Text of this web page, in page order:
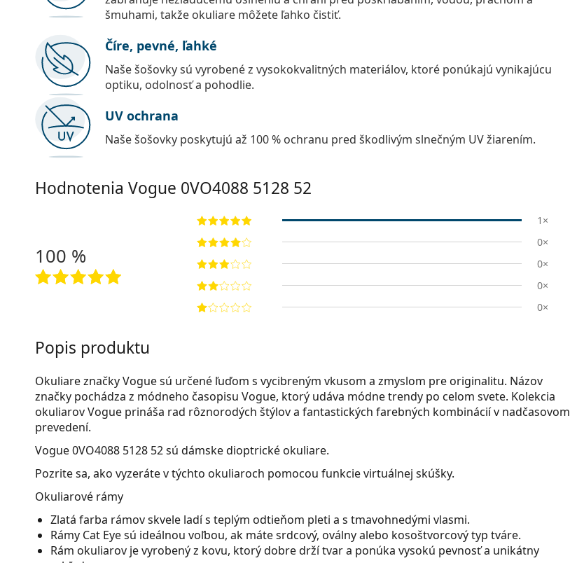
šmuhami, takže okuliare môžete ľahko čistiť.
Číre, pevné, ľahké
Naše šošovky sú vyrobené z vysokokvalitných materiálov, ktoré ponúkajú vynikajúcu
optiku, odolnosť a pohodlie.
UV ochrana
Naše šošovky poskytujú až 100 % ochranu pred škodlivým slnečným UV žiarením.
Hodnotenia Vogue 0VO4088 5128 52
100 %
1×
0×
0×
0×
0×
Popis produktu
Okuliare značky Vogue sú určené ľuďom s vycibreným vkusom a zmyslom pre originalitu. Názov
značky pochádza z módneho časopisu Vogue, ktorý udáva módne trendy po celom svete. Kolekcia
okuliarov Vogue prináša rad rôznorodých štýlov a fantastických farebných kombinácií v nadčasovom
prevedení.
Vogue 0VO4088 5128 52sú dámske dioptrické okuliare.
Pozrite sa, ako vyzeráte v týchto okuliaroch pomocou funkcie virtuálnej skúšky.
Okuliarové rámy
Zlatá farba rámov skvele ladí s teplým odtieňom pleti a s tmavohnedými vlasmi.
Rámy Cat Eye sú ideálnou voľbou, ak máte srdcový, oválny alebo kosoštvorcový typ tváre.
Rám okuliarov je vyrobený z kovu, ktorý dobre drží tvar a ponúka vysokú pevnosť a unikátny